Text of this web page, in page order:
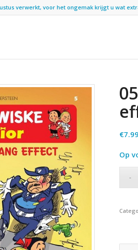
verwerkt, voor het ongemak krijgt u wat
€7.99
Op